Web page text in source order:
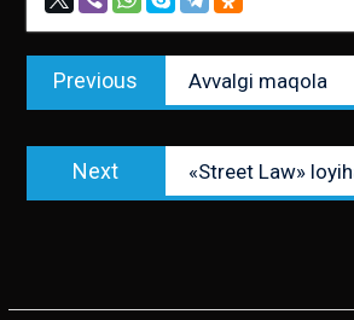
Post
menyusi
Previous
post:
Avvalgi maqola
Next
post:
«Street Law»